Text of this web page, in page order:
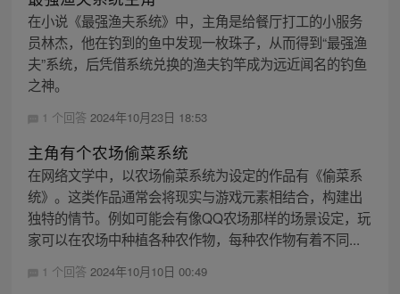
在小说《最强渔夫系统》中，主角是给餐厅打工的小服务
员林杰，他在钓到的鱼中发现一枚珠子，从而得到“最强渔
夫”系统，后凭借系统兑换的渔夫钓竿成为远近闻名的钓鱼
之神。
1 个回答 2024年10月23日 18:53
主角有个农场偷菜系统
在网络文学中，以农场偷菜系统为设定的作品有《偷菜系
统》。这类作品通常会将现实与游戏元素相结合，构建出
独特的情节。例如可能会有像QQ农场那样的场景设定，玩
家可以在农场中种植各种农作物，每种农作物有着不同...
1 个回答 2024年10月10日 00:49